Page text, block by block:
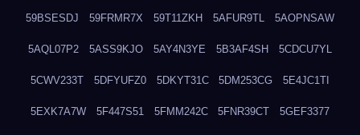
59BSESDJ 59FRMR7X 59T11ZKH 5AFUR9TL 5AOPNSAW
5AQL07P2 5ASS9KJO 5AY4N3YE 5B3AF4SH 5CDCU7YL
5CWV233T 5DFYUFZ0 5DKYT31C 5DM253CG 5E4JC1TI
5EXK7A7W 5F447S51 5FMM242C 5FNR39CT 5GEF3377